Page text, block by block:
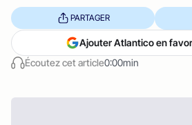
Écoutez cet article0:00min
PARTAGER
Ajouter Atlantico en